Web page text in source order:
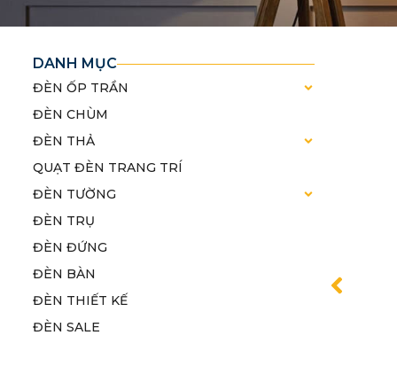
DANH MỤC
ĐÈN ỐP TRẦN
ĐÈN CHÙM
ĐÈN THẢ
QUẠT ĐÈN TRANG TRÍ
ĐÈN TƯỜNG
ĐÈN TRỤ
ĐÈN ĐỨNG
ĐÈN BÀN
ĐÈN THIẾT KẾ
ĐÈN SALE